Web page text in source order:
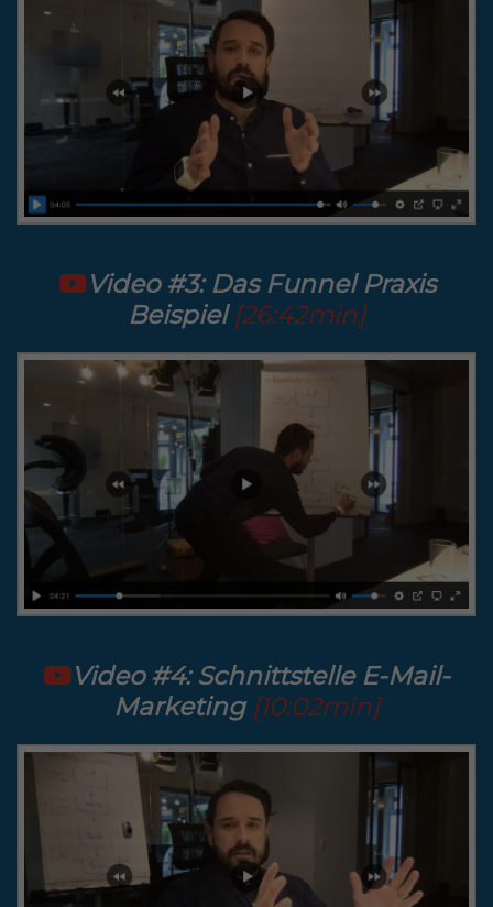
Video #3: Das Funnel Praxis
Beispiel [26:42min]
Video #4: Schnittstelle E-Mail-
Marketing [10:02min]